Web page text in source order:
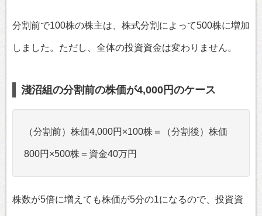
分割前で100株の株主は、株式分割によって500株に増加
しました。ただし、全体の投資資金は変わりません。
淺沼組の分割前の株価が4,000円のケース
（分割前）株価4,000円×100株＝（分割後）株価
800円×500株＝資金40万円
株数が5倍に増えても株価が5分の1になるので、投資資